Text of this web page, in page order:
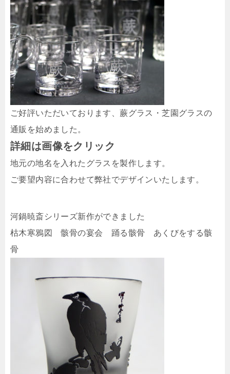
ご好評いただいております、蕨グラス・芝園グラスの
通販を始めました。
詳細は画像をクリック
地元の地名を入れたグラスを製作します。
ご要望内容に合わせて弊社でデザインいたします。
河鍋暁斎シリーズ新作ができました
枯木寒鴉図 骸骨の宴会 踊る骸骨 あくびをする骸
骨